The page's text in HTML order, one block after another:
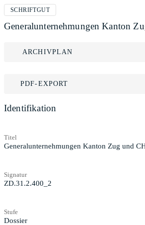
SCHRIFTGUT
Generalunternehmungen Kanton
ARCHIVPLAN
PDF-EXPORT
Identifikation
Titel
Generalunternehmungen Kanton Zug und
Signatur
ZD.31.2.400_2
Stufe
Dossier